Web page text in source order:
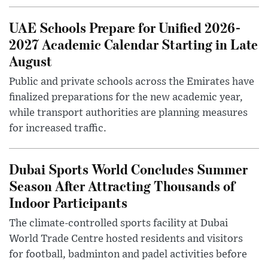
UAE Schools Prepare for Unified 2026-
2027 Academic Calendar Starting in Late
August
Public and private schools across the Emirates have
finalized preparations for the new academic year,
while transport authorities are planning measures
for increased traffic.
Dubai Sports World Concludes Summer
Season After Attracting Thousands of
Indoor Participants
The climate-controlled sports facility at Dubai
World Trade Centre hosted residents and visitors
for football, badminton and padel activities before